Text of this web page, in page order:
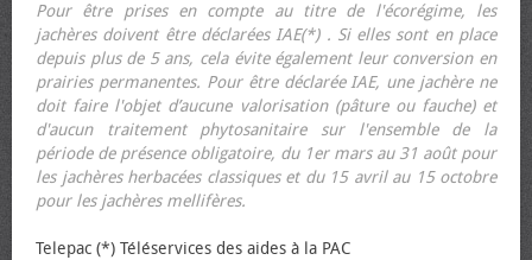
Pour être prises en compte au titre de l'écorégime, les
jachères doivent être déclarées IAE(*) . Si elles sont en place
depuis plus de 5 ans, cela évite également leur conversion en
prairies permanentes. Pour être déclarée IAE, une jachère ne
doit faire l'objet d’aucune valorisation (pâture ou fauche) et
d'aucun traitement phytosanitaire sur l'ensemble de la
période de présence obligatoire, du 1er mars au 31 août pour
les jachères herbacées classiques et du 15 avril au 15 octobre
pour les jachères mellifères.
Telepac (*) Téléservices des aides à la PAC